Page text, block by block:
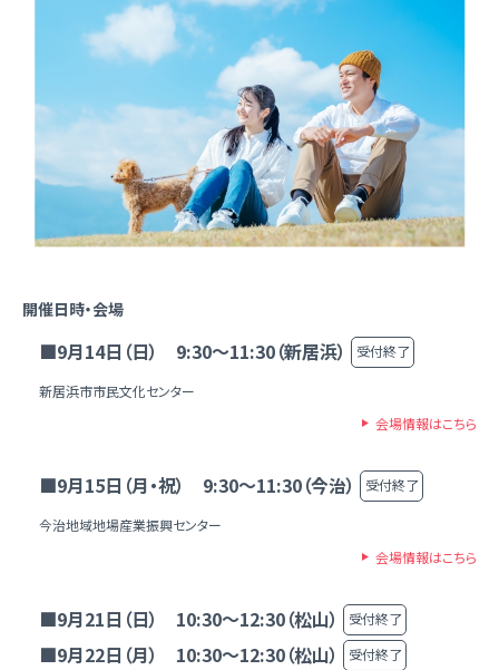
開催日時・会場
■9月14日（日） 9:30～11:30（新居浜） 受付終了
新居浜市市民文化センター
会場情報はこちら
■9月15日（月・祝） 9:30～11:30（今治） 受付終了
今治地域地場産業振興センター
会場情報はこちら
■9月21日（日） 10:30～12:30（松山） 受付終了
■9月22日（月） 10:30～12:30（松山） 受付終了